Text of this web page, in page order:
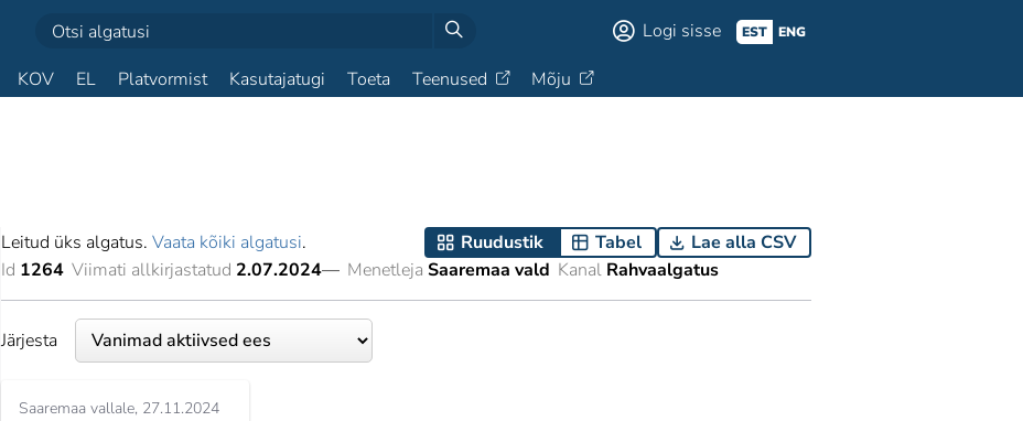
Logi sisse EST ENG
KOV EL Platvormist Kasutajatugi Toeta Teenused Mõju
Leitud üks algatus. Vaata kõiki algatusi. Ruudustik Tabel
Lae alla CSV
Id 1264 Viimati allkirjastatud 2.07.2024— Menetleja Saaremaa vald Kanal Rahvaalgatus
Järjesta
Saaremaa vallale 27.11.2024